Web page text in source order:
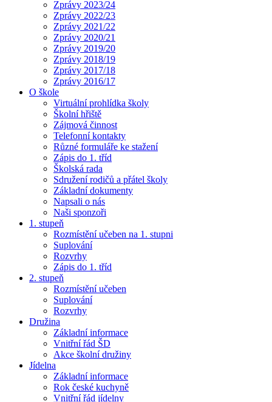
Zprávy 2023/24
Zprávy 2022/23
Zprávy 2021/22
Zprávy 2020/21
Zprávy 2019/20
Zprávy 2018/19
Zprávy 2017/18
Zprávy 2016/17
O škole
Virtuální prohlídka školy
Školní hřiště
Zájmová činnost
Telefonní kontakty
Různé formuláře ke stažení
Zápis do 1. tříd
Školská rada
Sdružení rodičů a přátel školy
Základní dokumenty
Napsali o nás
Naši sponzoři
1. stupeň
Rozmístění učeben na 1. stupni
Suplování
Rozvrhy
Zápis do 1. tříd
2. stupeň
Rozmístění učeben
Suplování
Rozvrhy
Družina
Základní informace
Vnitřní řád ŠD
Akce školní družiny
Jídelna
Základní informace
Rok české kuchyně
Vnitřní řád jídelny